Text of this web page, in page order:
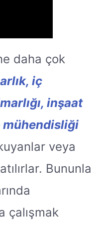
daha çok
iç
inşaat
mühendisliği
veya
Bununla
çalışmak